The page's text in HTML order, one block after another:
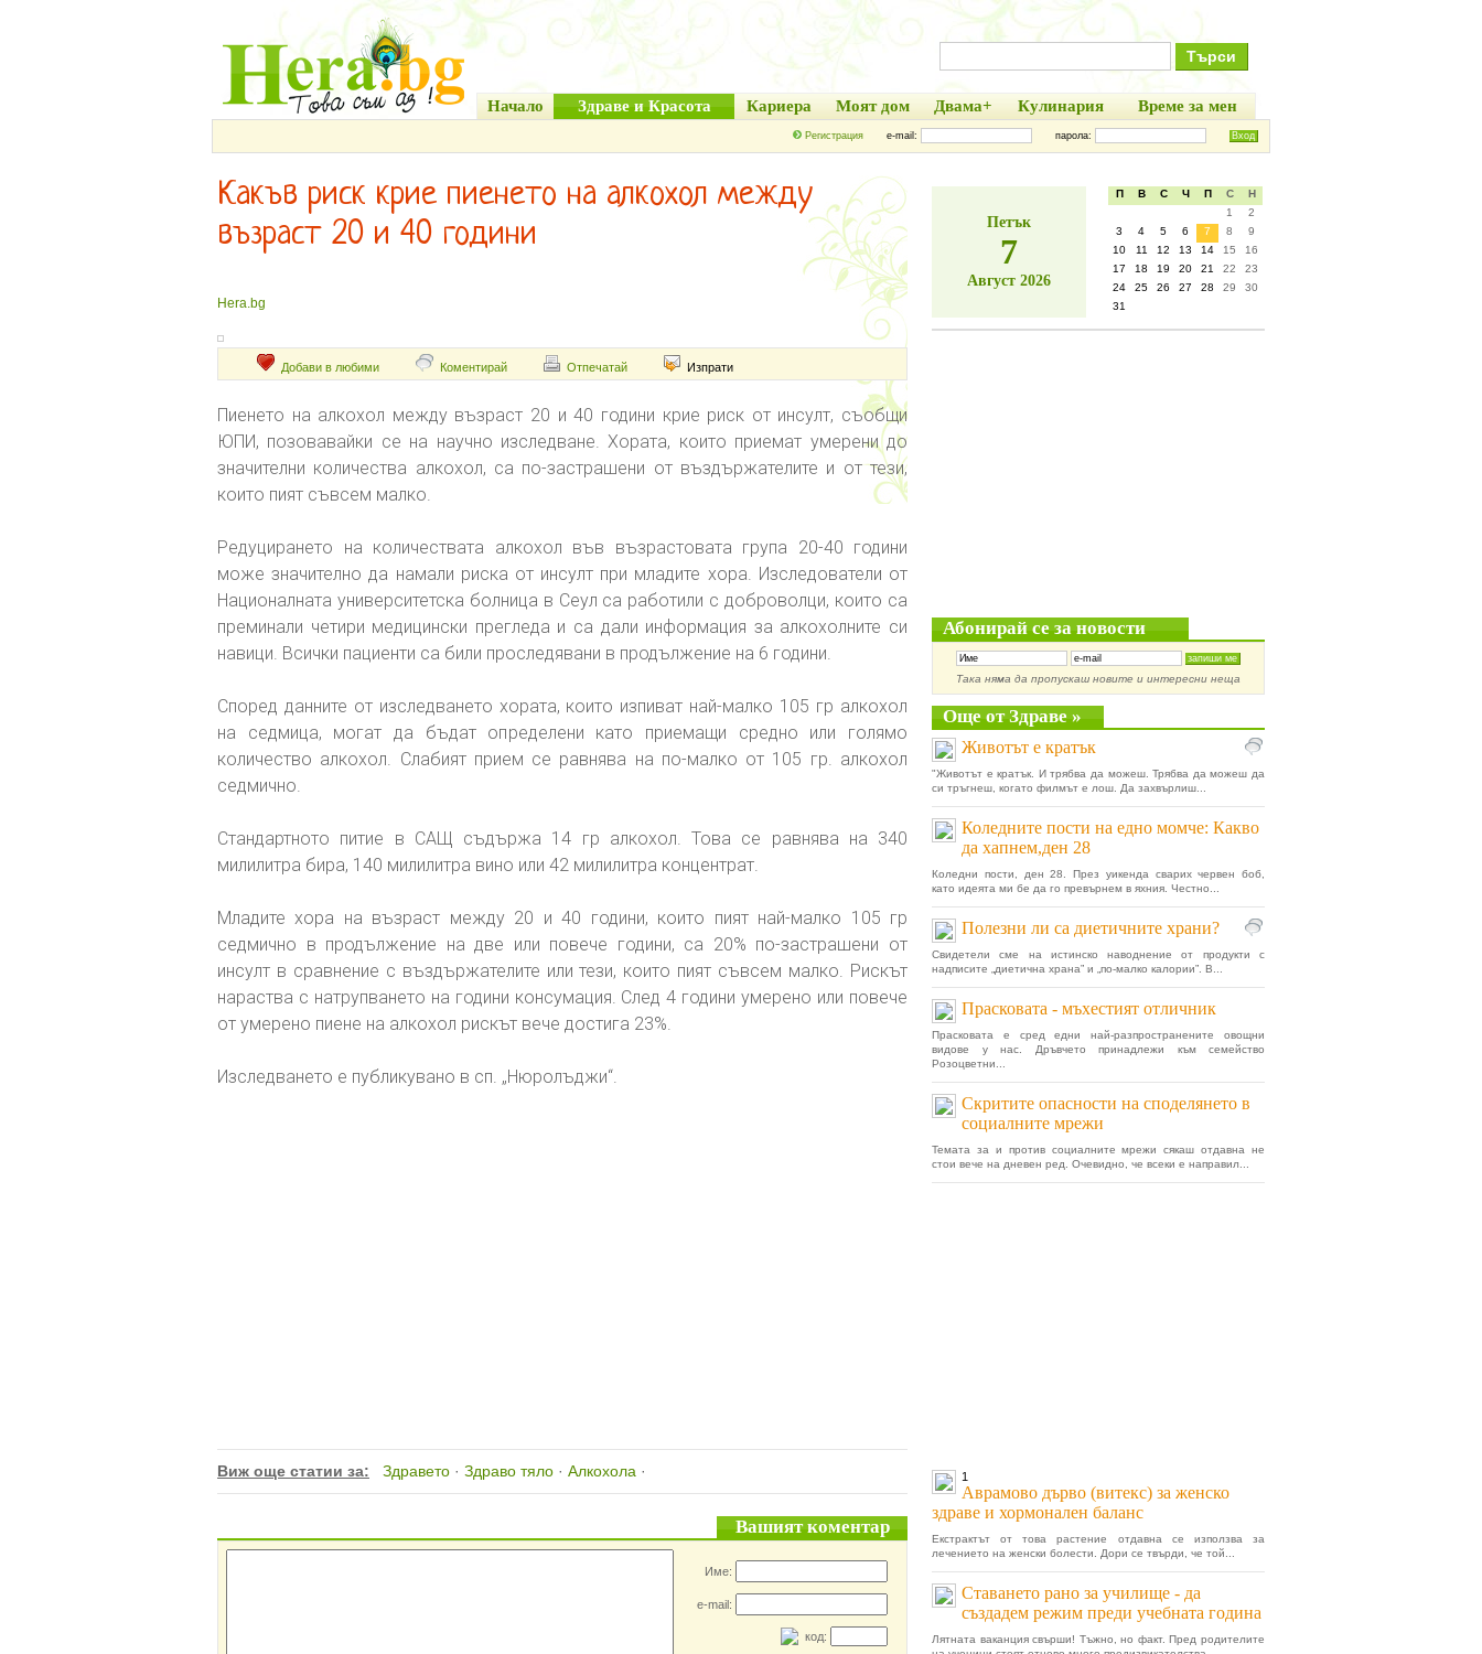
Начало Здраве и Красота Кариера Моят дом Двама+ Кулинария Време за мен
Регистрация e-mail: парола:
Какъв риск крие пиенето на алкохол между
възраст 20 и 40 години
Hera.bg
Добави в любими Коментирай Отпечатай Изпрати
Пиенето на алкохол между възраст 20 и 40 години крие риск от инсулт, съобщи
ЮПИ, позовавайки се на научно изследване. Хората, които приемат умерени до
значителни количества алкохол, са по-застрашени от въздържателите и от тези,
които пият съвсем малко.
Редуцирането на количествата алкохол във възрастовата група 20-40 години
може значително да намали риска от инсулт при младите хора. Изследователи от
Националната университетска болница в Сеул са работили с доброволци, които са
преминали четири медицински прегледа и са дали информация за алкохолните си
навици. Всички пациенти са били проследявани в продължение на 6 години.
Според данните от изследването хората, които изпиват най-малко 105 гр алкохол
на седмица, могат да бъдат определени като приемащи средно или голямо
количество алкохол. Слабият прием се равнява на по-малко от 105 гр. алкохол
седмично.
Стандартното питие в САЩ съдържа 14 гр алкохол. Това се равнява на 340
милилитра бира, 140 милилитра вино или 42 милилитра концентрат.
Младите хора на възраст между 20 и 40 години, които пият най-малко 105 гр
седмично в продължение на две или повече години, са 20% по-застрашени от
инсулт в сравнение с въздържателите или тези, които пият съвсем малко. Рискът
нараства с натрупването на години консумация. След 4 години умерено или повече
от умерено пиене на алкохол рискът вече достига 23%.
Изследването е публикувано в сп. „Нюролъджи“.
Виж още статии за: Здравето · Здраво тяло · Алкохола ·
Вашият коментар
Име:
e-mail:
код:
Петък
7
Август 2026
П В С Ч П С
Н
1
2
3
4 5 6 7 8
9
10
11 12 13 14 15
16
17
18 19 20 21 22
23
24
25 26 27 28 29
30
31
Абонирай се за новости
Така няма да пропускаш новите и интересни неща
Още от Здраве »
Животът е кратък
"Животът е кратък. И трябва да можеш. Трябва да можеш да
си тръгнеш, когато филмът е лош. Да захвърлиш...
Коледните пости на едно момче: Какво
да хапнем,ден 28
Коледни пости, ден 28. През уикенда сварих червен боб,
като идеята ми бе да го превърнем в яхния. Честно...
Полезни ли са диетичните храни?
Свидетели сме на истинско наводнение от продукти с
надписите „диетична храна” и „по-малко калории”. В...
Прасковата - мъхестият отличник
Прасковата е сред едни най-разпространените овощни
видове у нас. Дръвчето принадлежи към семейство
Розоцветни...
Скритите опасности на споделянето в
социалните мрежи
Темата за и против социалните мрежи сякаш отдавна не
стои вече на дневен ред. Очевидно, че всеки е направил...
1
Аврамово дърво (витекс) за женско
здраве и хормонален баланс
Екстрактът от това растение отдавна се използва за
лечението на женски болести. Дори се твърди, че той...
Ставането рано за училище - да
създадем режим преди учебната година
Лятната ваканция свърши! Тъжно, но факт. Пред родителите